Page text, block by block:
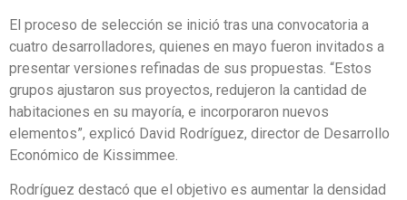
El proceso de selección se inició tras una convocatoria a
cuatro desarrolladores, quienes en mayo fueron invitados a
presentar versiones refinadas de sus propuestas. “Estos
grupos ajustaron sus proyectos, redujeron la cantidad de
habitaciones en su mayoría, e incorporaron nuevos
elementos”, explicó David Rodríguez, director de Desarrollo
Económico de Kissimmee.
Rodríguez destacó que el objetivo es aumentar la densidad